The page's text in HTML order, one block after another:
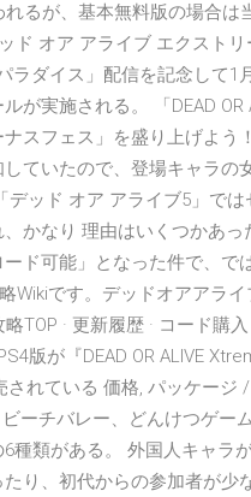
るが、基本無料版の場合
ド オア アライブ エクスト
ダイス」配信を記念して1
が実施される。 「DEAD
スフェス」を盛り上げよう
ていたので、登場キャラ
デッド オア アライブ5」で
かなり 理由はいくつかあ
ド可能」となった件で、で
Wikiです。デッドオアアラ
TOP · 更新履歴 · コード購
版が『DEAD OR ALIVE
れている 価格, パッケージ
ーチバレー、どんけつゲ
種類がある。 外国人キャラ
り、初代からの参加者が少